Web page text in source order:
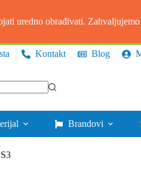
uredno obrađivati.
Kontakt Blog
Brandovi